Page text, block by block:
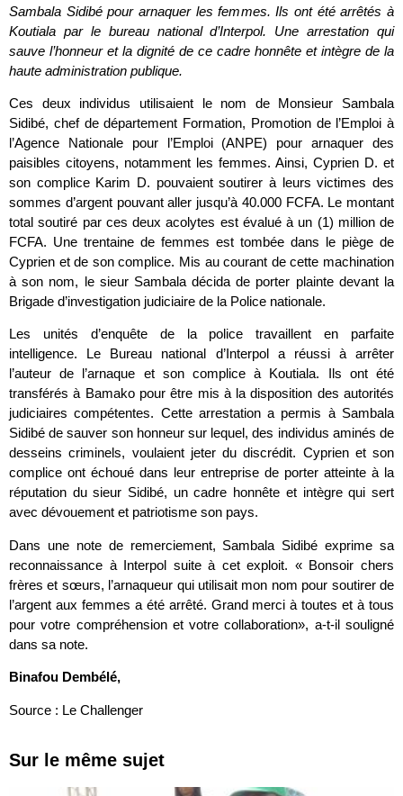
Sambala Sidibé pour arnaquer les femmes. Ils ont été arrêtés à
Koutiala par le bureau national d’Interpol. Une arrestation qui
sauve l’honneur et la dignité de ce cadre honnête et intègre de la
haute administration publique.
Ces deux individus utilisaient le nom de Monsieur Sambala
Sidibé, chef de département Formation, Promotion de l’Emploi à
l’Agence Nationale pour l’Emploi (ANPE) pour arnaquer des
paisibles citoyens, notamment les femmes. Ainsi, Cyprien D. et
son complice Karim D. pouvaient soutirer à leurs victimes des
sommes d’argent pouvant aller jusqu’à 40.000 FCFA. Le montant
total soutiré par ces deux acolytes est évalué à un (1) million de
FCFA. Une trentaine de femmes est tombée dans le piège de
Cyprien et de son complice. Mis au courant de cette machination
à son nom, le sieur Sambala décida de porter plainte devant la
Brigade d’investigation judiciaire de la Police nationale.
Les unités d’enquête de la police travaillent en parfaite
intelligence. Le Bureau national d’Interpol a réussi à arrêter
l’auteur de l’arnaque et son complice à Koutiala. Ils ont été
transférés à Bamako pour être mis à la disposition des autorités
judiciaires compétentes. Cette arrestation a permis à Sambala
Sidibé de sauver son honneur sur lequel, des individus aminés de
desseins criminels, voulaient jeter du discrédit. Cyprien et son
complice ont échoué dans leur entreprise de porter atteinte à la
réputation du sieur Sidibé, un cadre honnête et intègre qui sert
avec dévouement et patriotisme son pays.
Dans une note de remerciement, Sambala Sidibé exprime sa
reconnaissance à Interpol suite à cet exploit. « Bonsoir chers
frères et sœurs, l’arnaqueur qui utilisait mon nom pour soutirer de
l’argent aux femmes a été arrêté. Grand merci à toutes et à tous
pour votre compréhension et votre collaboration», a-t-il souligné
dans sa note.
Binafou Dembélé,
Source : Le Challenger
Sur le même sujet